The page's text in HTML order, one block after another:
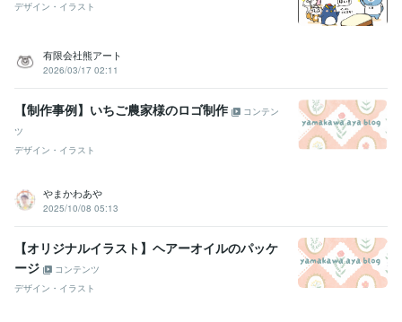
デザイン・イラスト
有限会社熊アート
2026/03/17 02:11
【制作事例】いちご農家様のロゴ制作
コンテン
ツ
デザイン・イラスト
やまかわあや
2025/10/08 05:13
【オリジナルイラスト】ヘアーオイルのパッケ
ージ
コンテンツ
デザイン・イラスト